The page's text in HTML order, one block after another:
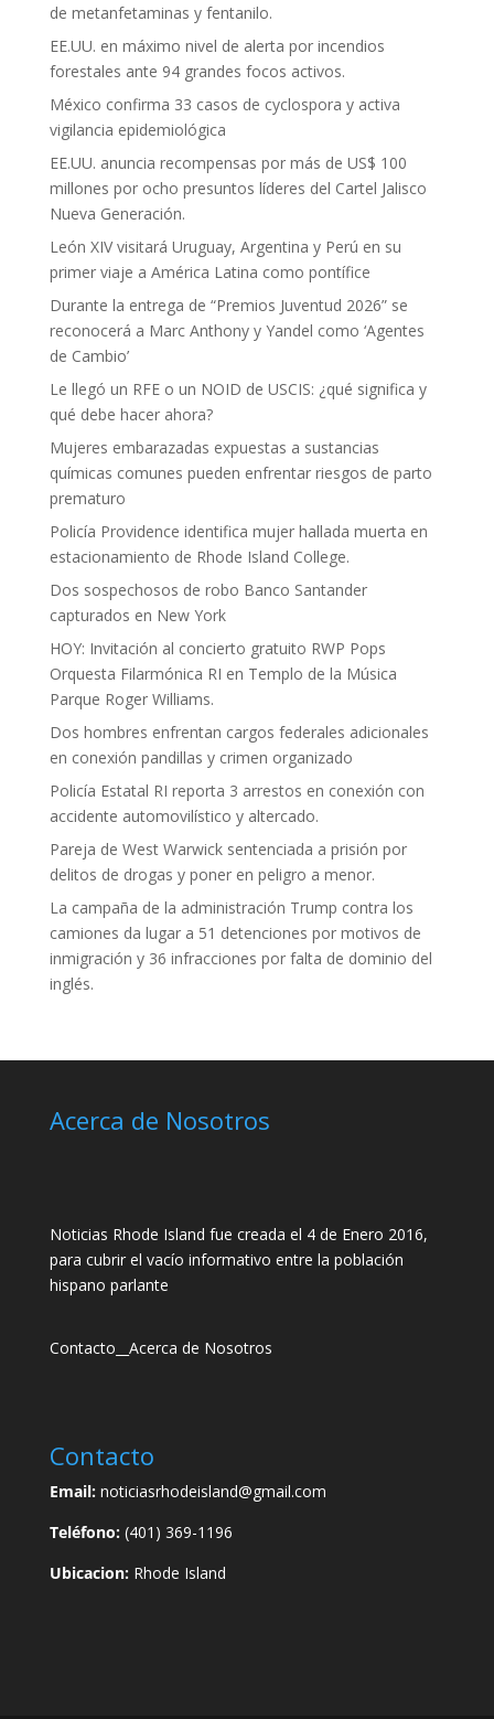
de metanfetaminas y fentanilo.
EE.UU. en máximo nivel de alerta por incendios
forestales ante 94 grandes focos activos.
México confirma 33 casos de cyclospora y activa
vigilancia epidemiológica
EE.UU. anuncia recompensas por más de US$ 100
millones por ocho presuntos líderes del Cartel Jalisco
Nueva Generación.
León XIV visitará Uruguay, Argentina y Perú en su
primer viaje a América Latina como pontífice
Durante la entrega de “Premios Juventud 2026” se
reconocerá a Marc Anthony y Yandel como ‘Agentes
de Cambio’
Le llegó un RFE o un NOID de USCIS: ¿qué significa y
qué debe hacer ahora?
Mujeres embarazadas expuestas a sustancias
químicas comunes pueden enfrentar riesgos de parto
prematuro
Policía Providence identifica mujer hallada muerta en
estacionamiento de Rhode Island College.
Dos sospechosos de robo Banco Santander
capturados en New York
HOY: Invitación al concierto gratuito RWP Pops
Orquesta Filarmónica RI en Templo de la Música
Parque Roger Williams.
Dos hombres enfrentan cargos federales adicionales
en conexión pandillas y crimen organizado
Policía Estatal RI reporta 3 arrestos en conexión con
accidente automovilístico y altercado.
Pareja de West Warwick sentenciada a prisión por
delitos de drogas y poner en peligro a menor.
La campaña de la administración Trump contra los
camiones da lugar a 51 detenciones por motivos de
inmigración y 36 infracciones por falta de dominio del
inglés.
Acerca de Nosotros
Noticias Rhode Island fue creada el 4 de Enero 2016,
para cubrir el vacío informativo entre la población
hispano parlante
Contacto Acerca de Nosotros
Contacto
Email:noticiasrhodeisland@gmail.com
Teléfono:(401) 369-1196
Ubicacion:Rhode Island